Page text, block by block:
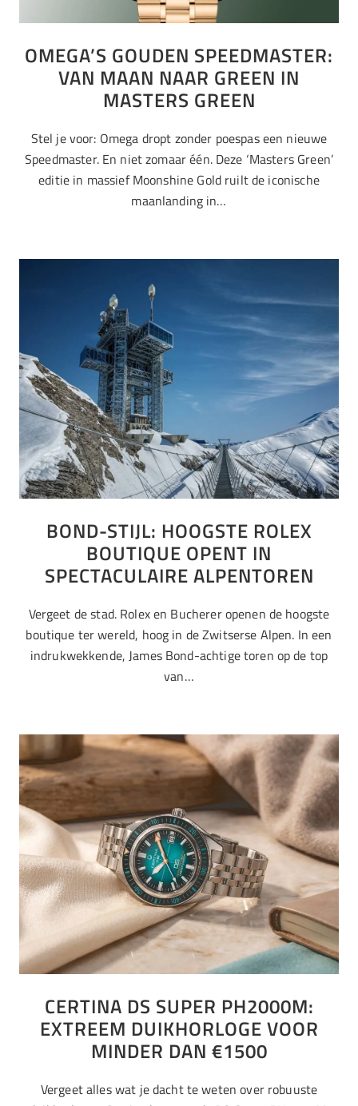
OMEGA’S GOUDEN SPEEDMASTER:
VAN MAAN NAAR GREEN IN
MASTERS GREEN
Stel je voor: Omega dropt zonder poespas een nieuwe
Speedmaster. En niet zomaar één. Deze ‘Masters Green’
editie in massief Moonshine Gold ruilt de iconische
maanlanding in…
BOND-STIJL: HOOGSTE ROLEX
BOUTIQUE OPENT IN
SPECTACULAIRE ALPENTOREN
Vergeet de stad. Rolex en Bucherer openen de hoogste
boutique ter wereld, hoog in de Zwitserse Alpen. In een
indrukwekkende, James Bond-achtige toren op de top
van…
CERTINA DS SUPER PH2000M:
EXTREEM DUIKHORLOGE VOOR
MINDER DAN €1500
Vergeet alles wat je dacht te weten over robuuste